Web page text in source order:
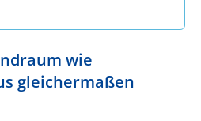
wie
gleichermaßen